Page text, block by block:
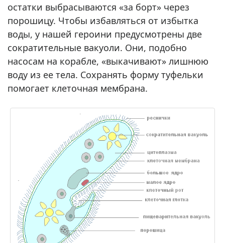
остатки выбрасываются «за борт» через
порошицу. Чтобы избавляться от избытка
воды, у нашей героини предусмотрены две
сократительные вакуоли. Они, подобно
насосам на корабле, «выкачивают» лишнюю
воду из ее тела. Сохранять форму туфельки
помогает клеточная мембрана.